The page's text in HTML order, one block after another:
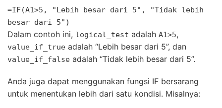
=IF(A1>5 , "Lebih besar dari 5" ,
"Tidak lebih
besar dari 5" )
Dalam contoh ini, logical_test adalah A1>5,
value_if_true adalah “Lebih besar dari 5”, dan
value_if_false adalah “Tidak lebih besar dari 5”.
Anda juga dapat menggunakan fungsi IF bersarang
untuk menentukan lebih dari satu kondisi. Misalnya: